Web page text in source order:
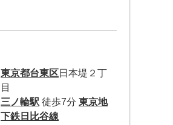
東京都台東区日本堤２丁
目
三ノ輪駅 徒歩7分東京地
下鉄日比谷線